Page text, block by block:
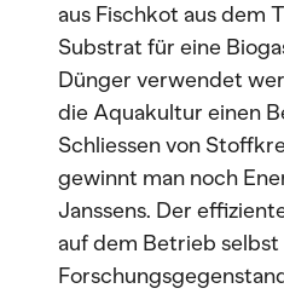
aus Fischkot aus dem
Substrat für eine
Dünger verwendet
die Aquakultur einen
Schliessen von
gewinnt man noch
Janssens. Der
auf dem Betrieb selbst